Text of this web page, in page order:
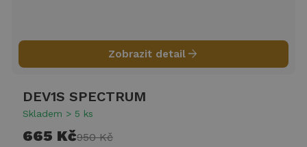
Zobrazit detailarrow_forward
DEV1S SPECTRUM
Skladem > 5 ks
665 Kč950 Kč